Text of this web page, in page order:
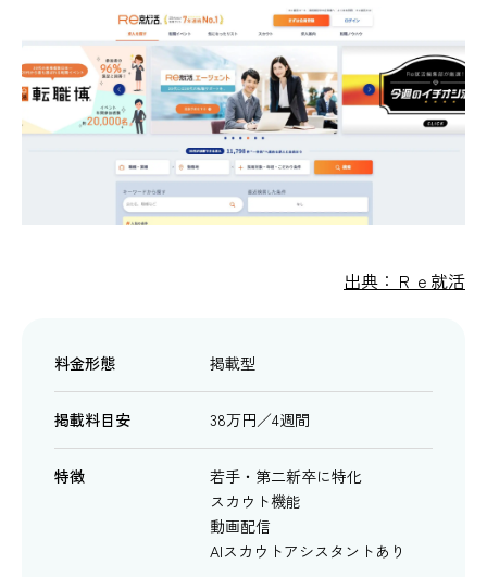
出典：Ｒｅ就活
料金形態 掲載型
掲載料目安 38万円／4週間
特徴
若手・第二新卒に特化
スカウト機能
動画配信
AIスカウトアシスタントあり